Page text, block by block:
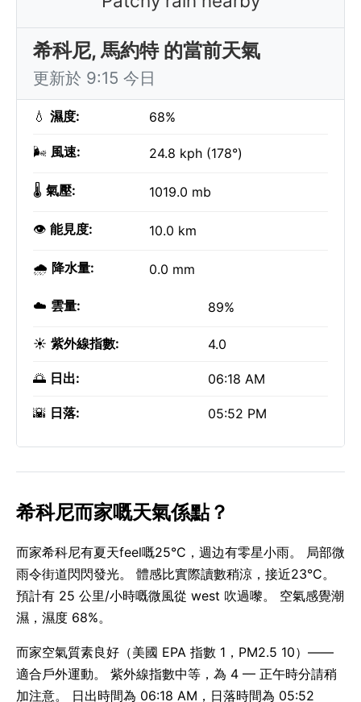
希科尼, 馬約特 的當前天氣
更新於 9:15 今日
💧 濕度: 68%
🌬️ 風速: 24.8 kph (178°)
🌡️ 氣壓: 1019.0 mb
👁️ 能見度: 10.0 km
🌧️ 降水量: 0.0 mm
☁️ 雲量: 89%
☀️ 紫外線指數: 4.0
🌅 日出: 06:18 AM
🌇 日落: 05:52 PM
希科尼而家嘅天氣係點？
而家希科尼有夏天feel嘅25°C，週边有零星小雨。 局部微
雨令街道閃閃發光。 體感比實際讀數稍涼，接近23°C。
預計有 25 公里/小時嘅微風從 west 吹過嚟。 空氣感覺潮
濕，濕度 68%。
而家空氣質素良好（美國 EPA 指數 1，PM2.5 10）——
適合戶外運動。 紫外線指數中等，為 4 — 正午時分請稍
加注意。 日出時間為 06:18 AM，日落時間為 05:52